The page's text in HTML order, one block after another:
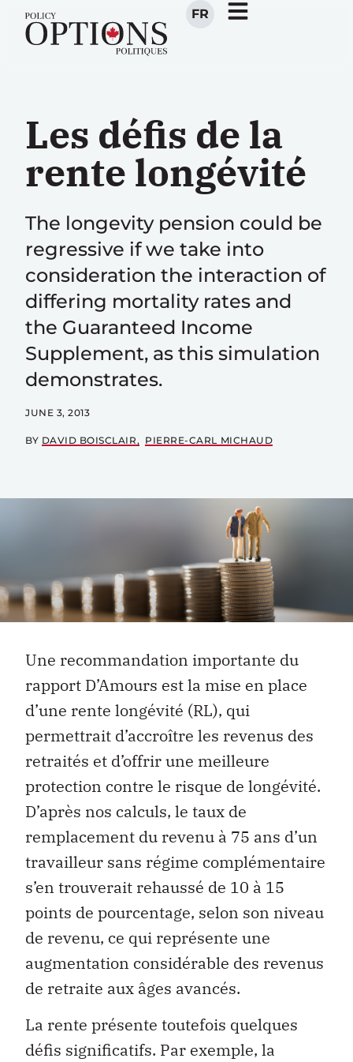
FR
Les défis de la
rente longévité
The longevity pension could be
regressive if we take into
consideration the interaction of
differing mortality rates and
the Guaranteed Income
Supplement, as this simulation
demonstrates.
JUNE 3, 2013
BY DAVID BOISCLAIR PIERRE-CARL MICHAUD
Une recommandation importante du
rapport D’Amours est la mise en place
d’une rente longévité (RL), qui
permettrait d’accroître les revenus des
retraités et d’offrir une meilleure
protection contre le risque de longévité.
D’après nos calculs, le taux de
remplacement du revenu à 75 ans d’un
travailleur sans régime complémentaire
s’en trouverait rehaussé de 10 à 15
points de pourcentage, selon son niveau
de revenu, ce qui représente une
augmentation considérable des revenus
de retraite aux âges avancés.
La rente présente toutefois quelques
défis significatifs. Par exemple, la